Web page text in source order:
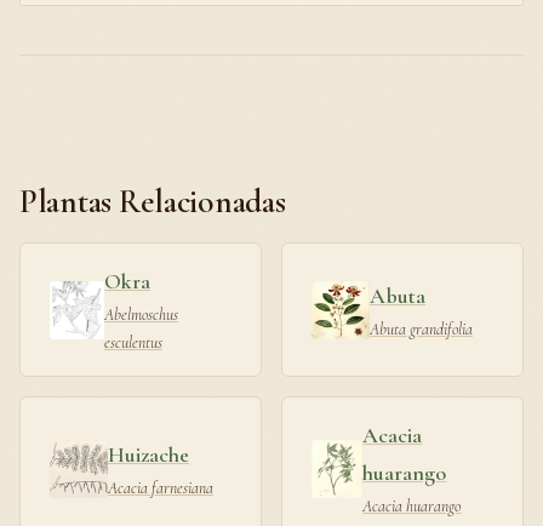
Plantas Relacionadas
Okra
Abelmoschus
esculentus
Abuta
Abuta grandifolia
Huizache
Acacia farnesiana
Acacia
huarango
Acacia huarango